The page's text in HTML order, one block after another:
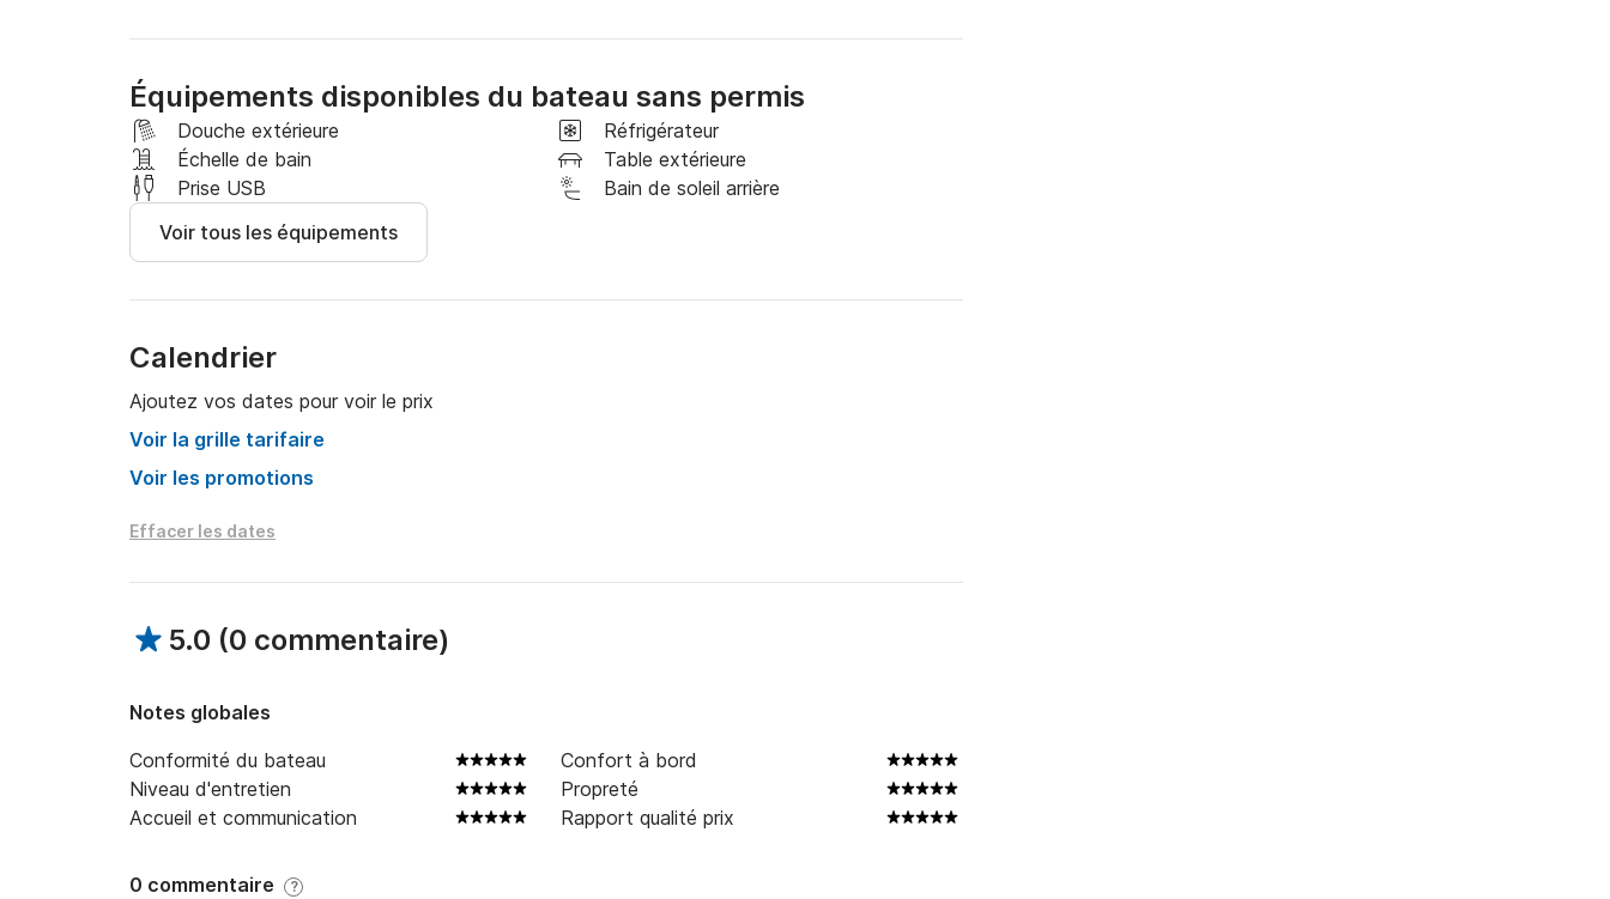
Le carburant n'est pas inclus dans le prix
Équipements disponibles du bateau sans permis
Douche extérieure
Réfrigérateur
Échelle de bain
Table extérieure
Prise USB
Bain de soleil arrière
Voir tous les équipements
Calendrier
Ajoutez vos dates pour voir le prix
Voir la grille tarifaire
Voir les promotions
Effacer les dates
5.0 (0 commentaire)
Notes globales
Conformité du bateau
Confort à bord
Niveau d'entretien
Propreté
Accueil et communication
Rapport qualité prix
0 commentaire ?